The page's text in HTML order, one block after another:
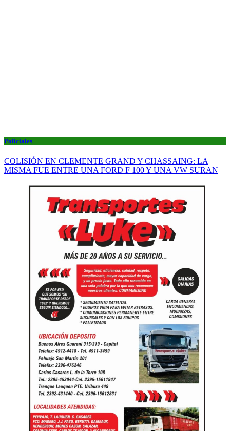
Policiales
COLISIÓN EN CLEMENTE GRAND Y CHASSAING: LA
MISMA FUE ENTRE UNA FORD F 100 Y UNA VW SURAN